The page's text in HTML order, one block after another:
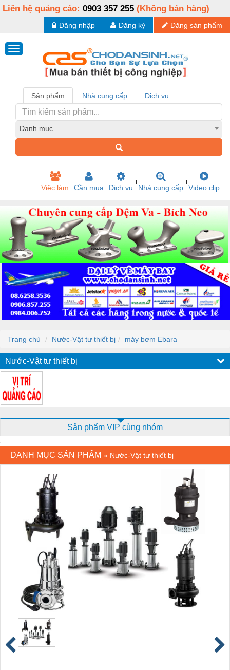
Liên hệ quảng cáo: 0903 357 255 (Không bán hàng)
Đăng sản phẩm
Đăng ký
Đăng nhập
Sản phẩm Nhà cung cấp Dịch vụ
Danh mục
Việc làm Cần mua Dịch vụ Nhà cung cấp Video clip
Trang chủ Nước-Vật tư thiết bị máy bơm Ebara
Nước-Vật tư thiết bị
Sản phẩm VIP cùng nhóm
DANH MỤC SẢN PHẨM » Nước-Vật tư thiết bị